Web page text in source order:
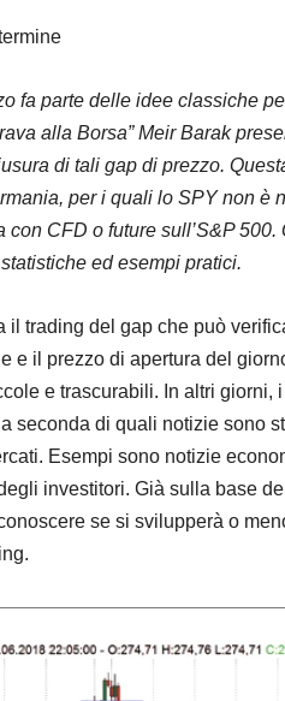
fa parte delle idee classiche
alla Borsa” Meir Barak
di tali gap di prezzo.
per i quali lo SPY non è
con CFD o future sull’S&P
ed esempi pratici.
il trading del gap che può
e il prezzo di apertura del
e trascurabili. In altri giorni,
seconda di quali notizie sono
Esempi sono notizie
investitori. Già sulla base
se si svilupperà o